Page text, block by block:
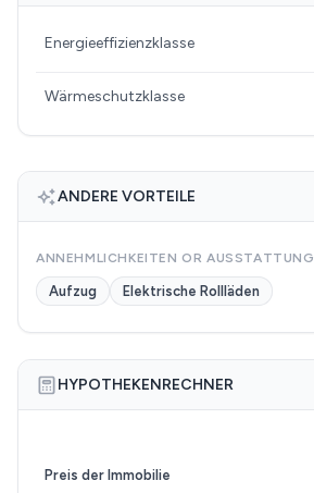
Energieeffizienzklasse
Wärmeschutzklasse
ANDERE VORTEILE
ANNEHMLICHKEITEN OR AUSSTATTUNG
Aufzug Elektrische Rollläden
HYPOTHEKENRECHNER
Preis der Immobilie